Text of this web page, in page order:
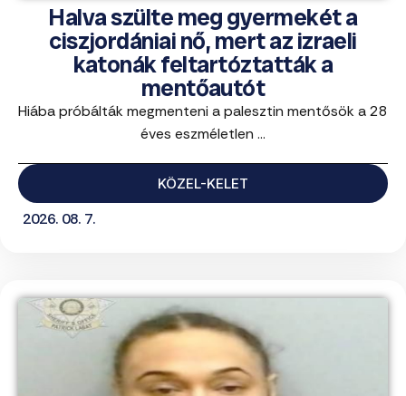
Halva szülte meg gyermekét a
ciszjordániai nő, mert az izraeli
katonák feltartóztatták a
mentőautót
Hiába próbálták megmenteni a palesztin mentősök a 28
éves eszméletlen ...
KÖZEL-KELET
2026. 08. 7.